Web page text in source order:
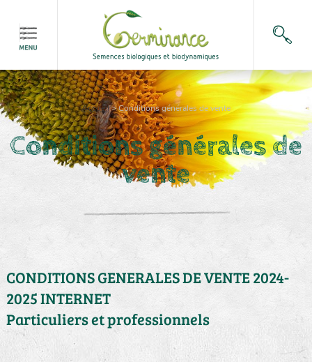
Accueil>Conditions générales de vente
Conditions générales de
vente
CONDITIONS GENERALES DE VENTE 2024-
2025 INTERNET
Particuliers et professionnels